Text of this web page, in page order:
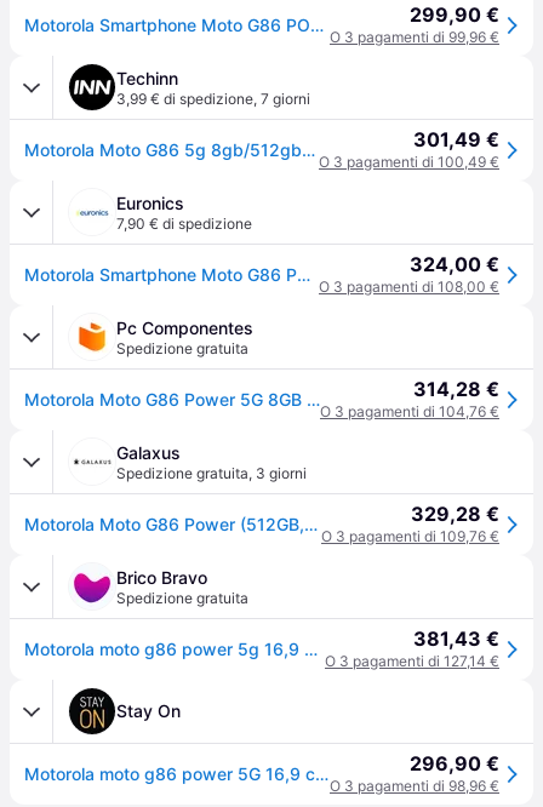
Motorola Smartphone Moto G86 POWER 5G 8/512 GB Spellbound 299,90 €
O 3 pagamenti di 99,96 €
Techinn
3,99 € di spedizione, 7 giorni
Motorola Moto G86 5g 8gb/512gb 6.7´´ Blu 301,49 €
O 3 pagamenti di 100,49 €
Euronics
7,90 € di spedizione
Motorola Smartphone Moto G86 Power 5g-pantone Spellbound 324,00 €
O 3 pagamenti di 108,00 €
Pc Componentes
Spedizione gratuita
Motorola Moto G86 Power 5G 8GB 512GB 6.67" Blu 314,28 €
O 3 pagamenti di 104,76 €
Galaxus
Spedizione gratuita, 3 giorni
Motorola Moto G86 Power (512GB, Incantato, 6.67", SIM + eSIM, 5G), Smartphone, Blu 329,28 €
O 3 pagamenti di 109,76 €
Brico Bravo
Spedizione gratuita
Motorola moto g86 power 5g 16,9 cm (6.67") doppia sim android 15 usb tipo-c 8 gb 512 gb 6720 mah blu - PB8X0012SE 381,43 €
O 3 pagamenti di 127,14 €
Stay On
Motorola moto g86 power 5G 16,9 cm (6.67") Doppia SIM Android 15 USB tipo-C 8 GB 512 GB 6720 mAh Blu 296,90 €
O 3 pagamenti di 98,96 €